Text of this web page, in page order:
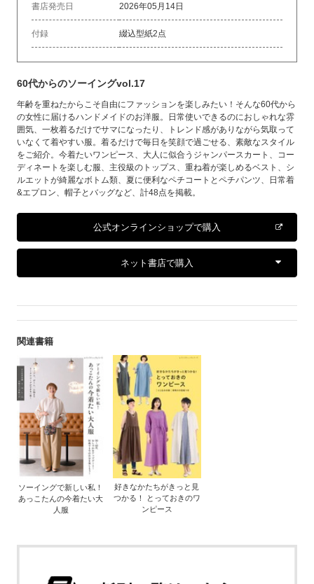
書店発売日 2026年05月14日
付録 綴込型紙2点
60代からのソーイングvol.17
年齢を重ねたからこそ自由にファッションを楽しみたい！そんな60代から
の女性に届けるハンドメイドのお洋服。日常使いできるのにおしゃれな雰
囲気、一枚着るだけでサマになったり、トレンド感がありながら気取って
いなくて着やすい服。着るだけで毎日を笑顔で過ごせる、素敵なスタイル
をご紹介。今着たいワンピース、大人に似合うジャンパースカート、コー
ディネートを楽しむ服、主役級のトップス、重ね着が楽しめるベスト、シ
ルエットが綺麗なボトム類、夏に便利なペチコートとペチパンツ、日常着
&エプロン、帽子とバッグなど、計48点を掲載。
公式オンラインショップで購入
ネット書店で購入
関連書籍
ソーイングで新しい私！
あっこたんの今着たい大
人服
好きなかたちがきっと見
つかる！ とっておきのワ
ンピース